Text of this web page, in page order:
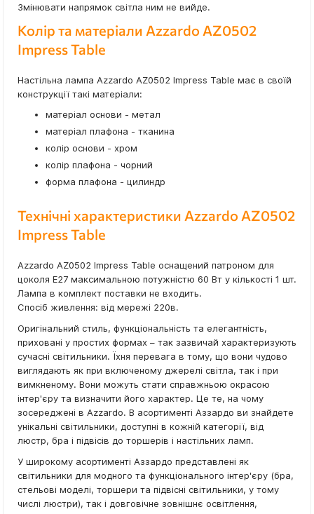
Змінювати напрямок світла ним не вийде.
Колір та матеріали Azzardo AZ0502
Impress Table
Настільна лампа Azzardo AZ0502 Impress Table має в своїй
конструкції такі матеріали:
матеріал основи - метал
матеріал плафона - тканина
колір основи - хром
колір плафона - чорний
форма плафона - цилиндр
Технічні характеристики Azzardo AZ0502
Impress Table
Azzardo AZ0502 Impress Table оснащений патроном для
цоколя E27 максимальною потужністю 60 Вт у кількості 1 шт.
Лампа в комплект поставки не входить.
Спосіб живлення: від мережі 220в.
Оригінальний стиль, функціональність та елегантність,
приховані у простих формах – так зазвичай характеризують
сучасні світильники. Їхня перевага в тому, що вони чудово
виглядають як при включеному джерелі світла, так і при
вимкненому. Вони можуть стати справжньою окрасою
інтер'єру та визначити його характер. Це те, на чому
зосереджені в Azzardo. В асортименті Аззардо ви знайдете
унікальні світильники, доступні в кожній категорії, від
люстр, бра і підвісів до торшерів і настільних ламп.
У широкому асортименті Аззардо представлені як
світильники для модного та функціонального інтер'єру (бра,
стельові моделі, торшери та підвісні світильники, у тому
числі люстри), так і довговічне зовнішнє освітлення,